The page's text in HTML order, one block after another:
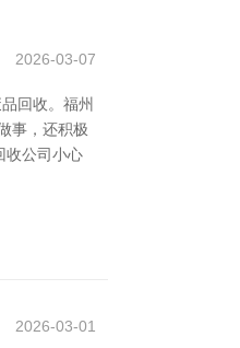
2026-03-07
回收。福州
事，还积极
收公司小心
2026-03-01